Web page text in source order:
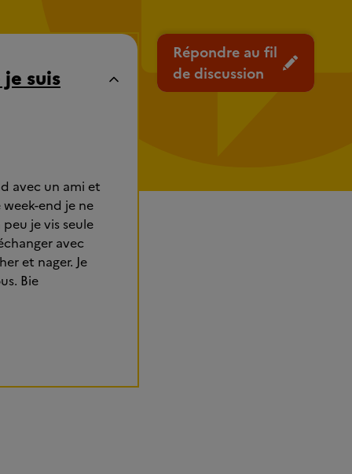
Répondre au fil
de discussion
suis
avec un ami et
end je ne
je vis seule
avec
et nager. Je
Bie